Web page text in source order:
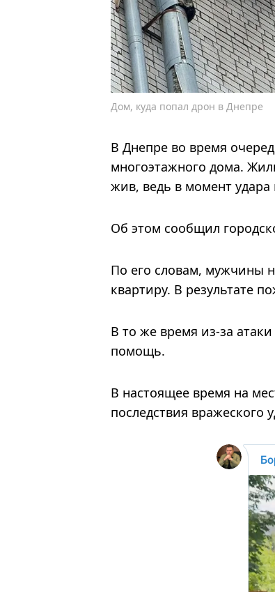
Дом, куда попал дрон в Днепре
В Днепре во время
многоэтажного дома.
жив, ведь в момент удара
Об этом сообщил
По его словам, мужчины
квартиру. В результате
В то же время из-за
помощь.
В настоящее время на
последствия